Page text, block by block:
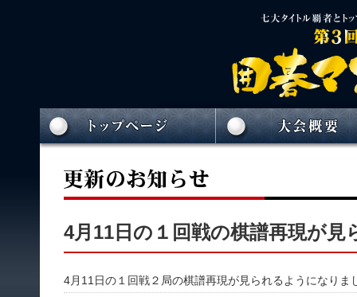
4月11日の１回戦の棋譜再現が
4月11日の１回戦２局の棋譜再現が見られるようになりま